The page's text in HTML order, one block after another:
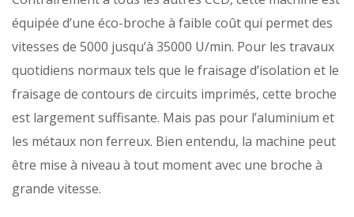
équipée d’une éco-broche à faible coût qui permet des
vitesses de 5000 jusqu’à 35000 U/min. Pour les travaux
quotidiens normaux tels que le fraisage d’isolation et le
fraisage de contours de circuits imprimés, cette broche
est largement suffisante. Mais pas pour l’aluminium et
les métaux non ferreux. Bien entendu, la machine peut
être mise à niveau à tout moment avec une broche à
grande vitesse.